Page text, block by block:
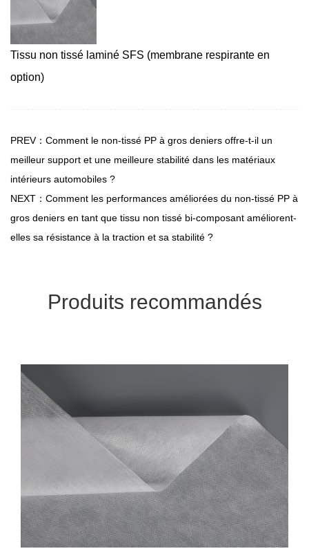
Tissu non tissé laminé SFS (membrane respirante en
option)
PREV：Comment le non-tissé PP à gros deniers offre-t-il un
meilleur support et une meilleure stabilité dans les matériaux
intérieurs automobiles ?
NEXT：Comment les performances améliorées du non-tissé PP à
gros deniers en tant que tissu non tissé bi-composant améliorent-
elles sa résistance à la traction et sa stabilité ?
Produits recommandés